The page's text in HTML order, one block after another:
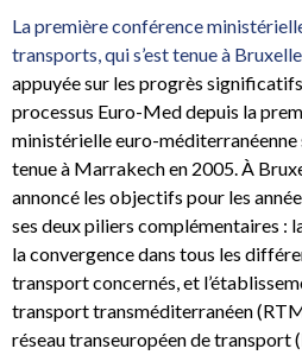
La première conférence
transports, qui s’est tenue à
appuyée sur les progrès
processus Euro-Med depuis la
ministérielle euro-méditerranéenne
tenue à Marrakech en 2005. À
annoncé les objectifs pour les
ses deux piliers complémentaires :
la convergence dans tous les
transport concernés, et
transport transméditerranéen
réseau transeuropéen de transport